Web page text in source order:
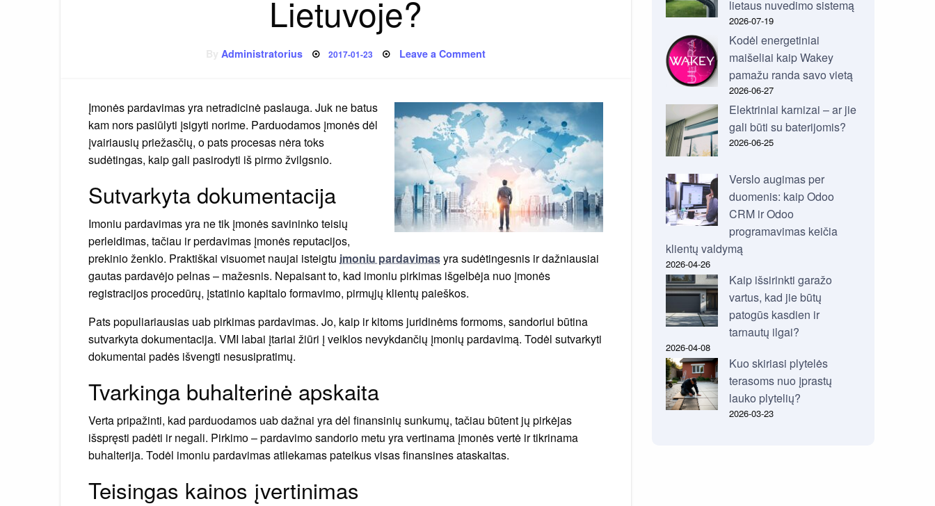
Lietuvoje?
ByAdministratorius Posted
2017-01-23 Leave a Commenton
Lietuvoje?
Įmonės pardavimas yra netradicinė paslauga. Juk ne batus
kam nors pasiūlyti įsigyti norime. Parduodamos įmonės dėl
įvairiausių priežasčių, o pats procesas nėra toks
sudėtingas, kaip gali pasirodyti iš pirmo žvilgsnio.
Sutvarkyta dokumentacija
Imoniu pardavimas yra ne tik įmonės savininko teisių
perleidimas, tačiau ir perdavimas įmonės reputacijos,
prekinio ženklo. Praktiškai visuomet naujai isteigtu imoniu pardavimasyra sudėtingesnis ir dažniausiai
gautas pardavėjo pelnas – mažesnis. Nepaisant to, kad imoniu pirkimas išgelbėja nuo įmonės
registracijos procedūrų, įstatinio kapitalo formavimo, pirmųjų klientų paieškos.
Pats populiariausias uab pirkimas pardavimas. Jo, kaip ir kitoms juridinėms formoms, sandoriui būtina
sutvarkyta dokumentacija. VMI labai įtariai žiūri į veiklos nevykdančių įmonių pardavimą. Todėl sutvarkyti
dokumentai padės išvengti nesusipratimų.
Tvarkinga buhalterinė apskaita
Verta pripažinti, kad parduodamos uab dažnai yra dėl finansinių sunkumų, tačiau būtent jų pirkėjas
išspręsti padėti ir negali. Pirkimo – pardavimo sandorio metu yra vertinama įmonės vertė ir tikrinama
buhalterija. Todėl imoniu pardavimas atliekamas pateikus visas finansines ataskaitas.
Teisingas kainos įvertinimas
lietaus nuvedimo sistemą
2026-07-19
Kodėl energetiniai
maišeliai kaip Wakey
pamažu randa savo vietą
2026-06-27
Elektriniai karnizai – ar jie
gali būti su baterijomis?
2026-06-25
Verslo augimas per
duomenis: kaip Odoo
CRM ir Odoo
programavimas keičia
klientų valdymą
2026-04-26
Kaip išsirinkti garažo
vartus, kad jie būtų
patogūs kasdien ir
tarnautų ilgai?
2026-04-08
Kuo skiriasi plytelės
terasoms nuo įprastų
lauko plytelių?
2026-03-23